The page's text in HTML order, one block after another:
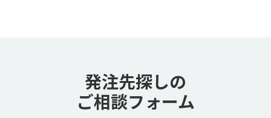
発注先探しの
ご相談フォーム